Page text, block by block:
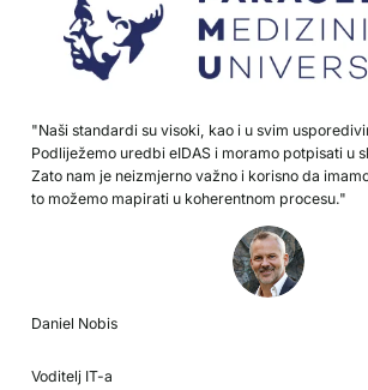
"Naši standardi su visoki, kao i u svim
Podliježemo uredbi eIDAS i moramo potpisati u
Zato nam je neizmjerno važno i korisno da
to možemo mapirati u koherentnom procesu."
Daniel Nobis
Voditelj IT-a